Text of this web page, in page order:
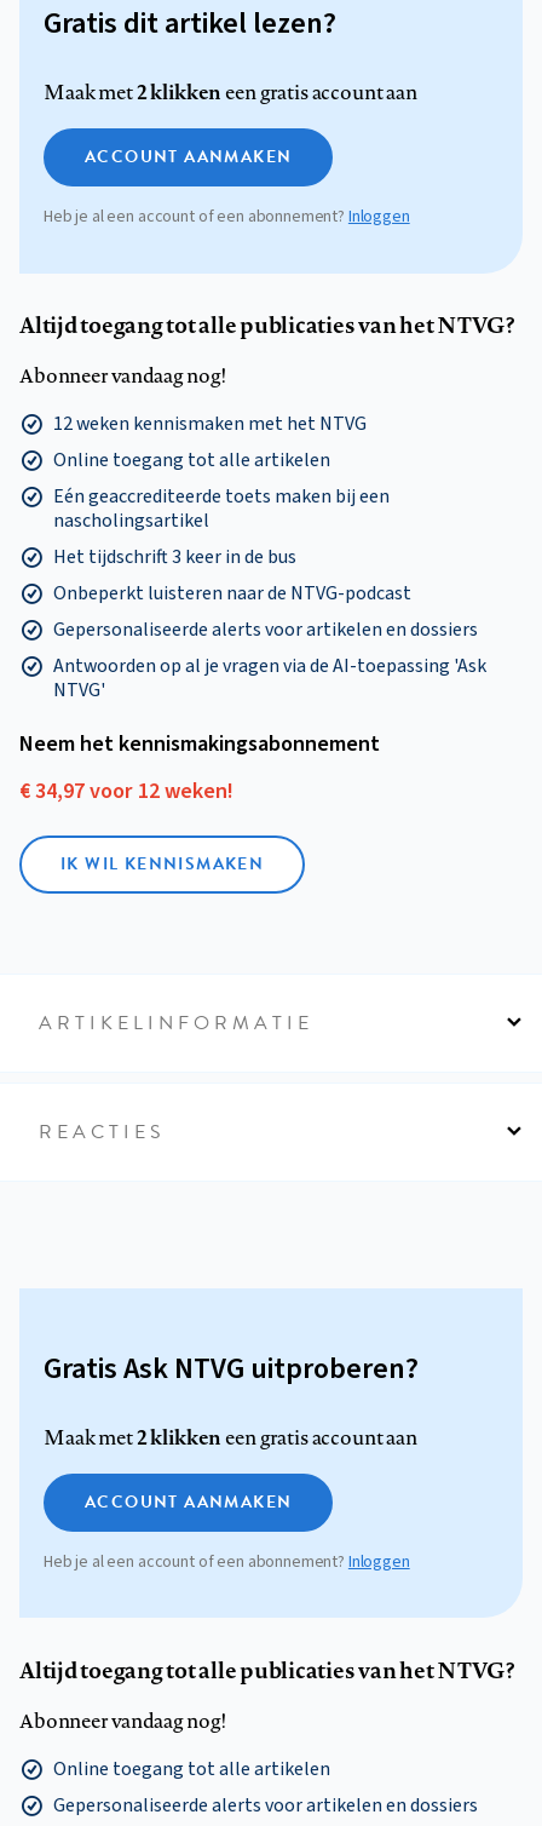
Gratis dit artikel lezen?
Maak met2 klikkeneen gratis account aan
ACCOUNT AANMAKEN
Heb je al een account of een abonnement? Inloggen
Altijd toegang tot alle publicaties van het NTVG?
Abonneer vandaag nog!
12 weken kennismaken met het NTVG
Online toegang tot alle artikelen
Eén geaccrediteerde toets maken bij een
nascholingsartikel
Het tijdschrift 3 keer in de bus
Onbeperkt luisteren naar de NTVG-podcast
Gepersonaliseerde alerts voor artikelen en dossiers
Antwoorden op al je vragen via de AI-toepassing 'Ask
NTVG'
Neem het kennismakings­abonnement
€ 34,97 voor 12 weken!
IK WIL KENNISMAKEN
ARTIKELINFORMATIE
REACTIES
Gratis Ask NTVG uitproberen?
Maak met2 klikkeneen gratis account aan
ACCOUNT AANMAKEN
Heb je al een account of een abonnement? Inloggen
Altijd toegang tot alle publicaties van het NTVG?
Abonneer vandaag nog!
Online toegang tot alle artikelen
Gepersonaliseerde alerts voor artikelen en dossiers